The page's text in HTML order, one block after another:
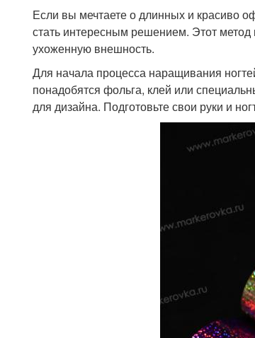
Если вы мечтаете о длинных и красиво
стать интересным решением. Этот метод
ухоженную внешность.
Для начала процесса наращивания
понадобятся фольга, клей или
для дизайна. Подготовьте свои руки и